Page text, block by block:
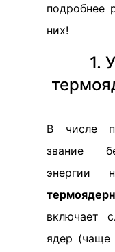
подробнее
них!
1.
В числе
звание
энергии
включает
ядер (чаще